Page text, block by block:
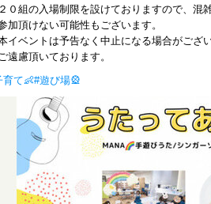
０組の入場制限を設けておりますので、混
加頂けない可能性もございます。
イベントは予告なく中止になる場合がござ
遠慮頂いております。
育て👶#遊び場🎡